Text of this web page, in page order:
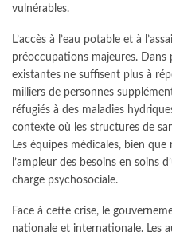
vulnérables.
L’accès à l’eau potable et à
préoccupations majeures. Dans
existantes ne suffisent plus à
milliers de personnes
réfugiés à des maladies
contexte où les structures de
Les équipes médicales, bien
l’ampleur des besoins en soins
charge psychosociale.
Face à cette crise, le
nationale et internationale. Les